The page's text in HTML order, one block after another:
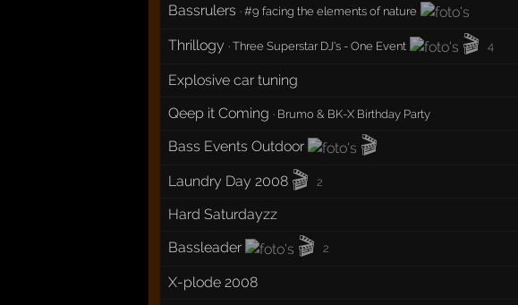
Bassrulers ·#9 facing the elements of nature
Thrillogy ·Three Superstar DJ's - One Event 🎬 4
Explosive car tuning
Qeep it Coming · Brumo & BK-X Birthday Party
Bass Events Outdoor
🎬
Laundry Day 2008 🎬 2
Hard Saturdayzz
Bassleader
🎬 2
X-plode 2008